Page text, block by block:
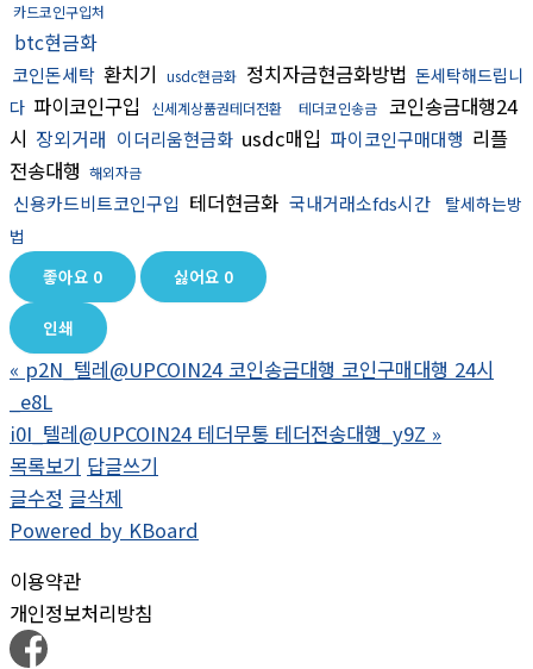
카드코인구입처
btc현금화
코인돈세탁 환치기 usdc현금화 정치자금현금화방법 돈세탁해드립니
다 파이코인구입 신세계상품권테더전환 테더코인송금 코인송금대행24
시 장외거래 이더리움현금화 usdc매입 파이코인구매대행 리플
전송대행 해외자금
신용카드비트코인구입 테더현금화 국내거래소fds시간
탈세하는방
법
좋아요 0 싫어요 0
인쇄
« p2N_텔레@UPCOIN24 코인송금대행 코인구매대행 24시
_e8L
i0I_텔레@UPCOIN24 테더무통 테더전송대행_y9Z »
목록보기 답글쓰기
글수정 글삭제
Powered by KBoard
이용약관
개인정보처리방침